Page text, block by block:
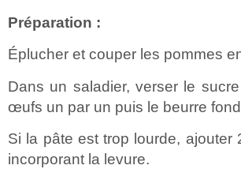
Préparation :
Éplucher et couper les pommes
Dans un saladier, verser le
œufs un par un puis le beurre
Si la pâte est trop lourde, ajouter
incorporant la levure.